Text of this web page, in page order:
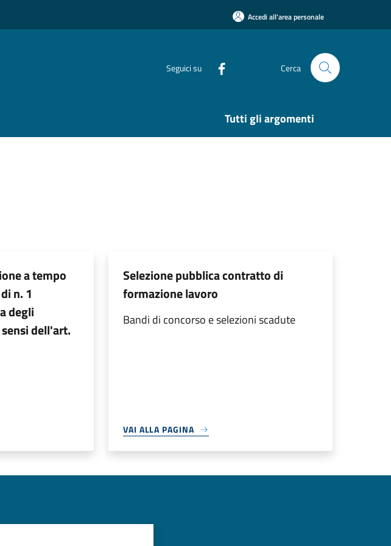
Accedi all'area personale
Seguici su Cerca
Tutti gli argomenti
a tempo
n. 1
degli
dell'art.
Selezione pubblica contratto di
formazione lavoro
Bandi di concorso e selezioni scadute
VAI ALLA PAGINA